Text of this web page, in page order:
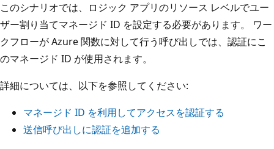
このシナリオでは、ロジック アプリのリソース レベルでユー
ザー割り当てマネージド ID を設定する必要があります。 ワー
クフローが Azure 関数に対して行う呼び出しでは、認証にこ
のマネージド ID が使用されます。
詳細については、以下を参照してください:
マネージド ID を利用してアクセスを認証する
送信呼び出しに認証を追加する